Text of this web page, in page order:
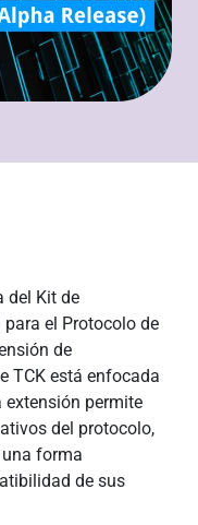
del Kit de
el Protocolo de
de
TCK está enfocada
extensión permite
del protocolo,
forma
de sus